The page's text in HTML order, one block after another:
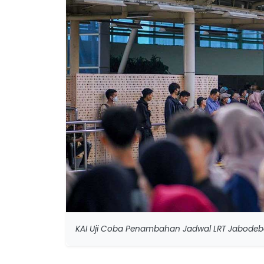
KAI Uji Coba Penambahan Jadwal LRT